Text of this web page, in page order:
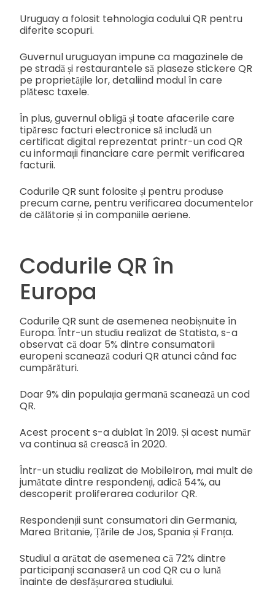
Uruguay a folosit tehnologia codului QR pentru
diferite scopuri.
Guvernul uruguayan impune ca magazinele de
pe stradă și restaurantele să plaseze stickere QR
pe proprietățile lor, detaliind modul în care
plătesc taxele.
În plus, guvernul obligă și toate afacerile care
tipăresc facturi electronice să includă un
certificat digital reprezentat printr-un cod QR
cu informații financiare care permit verificarea
facturii.
Codurile QR sunt folosite și pentru produse
precum carne, pentru verificarea documentelor
de călătorie și în companiile aeriene.
Codurile QR în
Europa
Codurile QR sunt de asemenea neobișnuite în
Europa. Într-un studiu realizat de Statista, s-a
observat că doar 5% dintre consumatorii
europeni scanează coduri QR atunci când fac
cumpărături.
Doar 9% din populația germană scanează un cod
QR.
Acest procent s-a dublat în 2019. Și acest număr
va continua să crească în 2020.
Într-un studiu realizat de MobileIron, mai mult de
jumătate dintre respondenți, adică 54%, au
descoperit proliferarea codurilor QR.
Respondenții sunt consumatori din Germania,
Marea Britanie, Țările de Jos, Spania și Franța.
Studiul a arătat de asemenea că 72% dintre
participanți scanaseră un cod QR cu o lună
înainte de desfășurarea studiului.